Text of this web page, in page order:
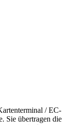
/ EC-
Sie übertragen die